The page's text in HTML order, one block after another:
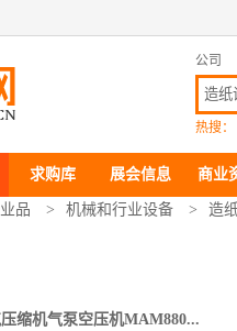
公司
热搜：
求购库 展会信息 商业
品 > 机械和行业设备 > 造
缩机气泵空压机MAM880...